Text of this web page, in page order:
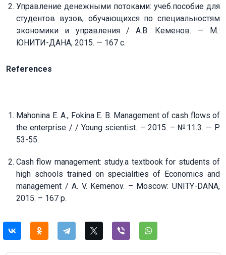
Управление денежными потоками: учеб.пособие для
студентов вузов, обучающихся по специальностям
экономики и управления / А.В. Кеменов. — М.:
ЮНИТИ-ДАНА, 2015. — 167 с.
References
Mahonina E. A., Fokina E. B. Management of cash flows of
the enterprise / / Young scientist. – 2015. – №11.3. — P.
53-55.
Cash flow management: study.a textbook for students of
high schools trained on specialities of Economics and
management / A. V. Kemenov. – Moscow: UNITY-DANA,
2015. – 167 p.